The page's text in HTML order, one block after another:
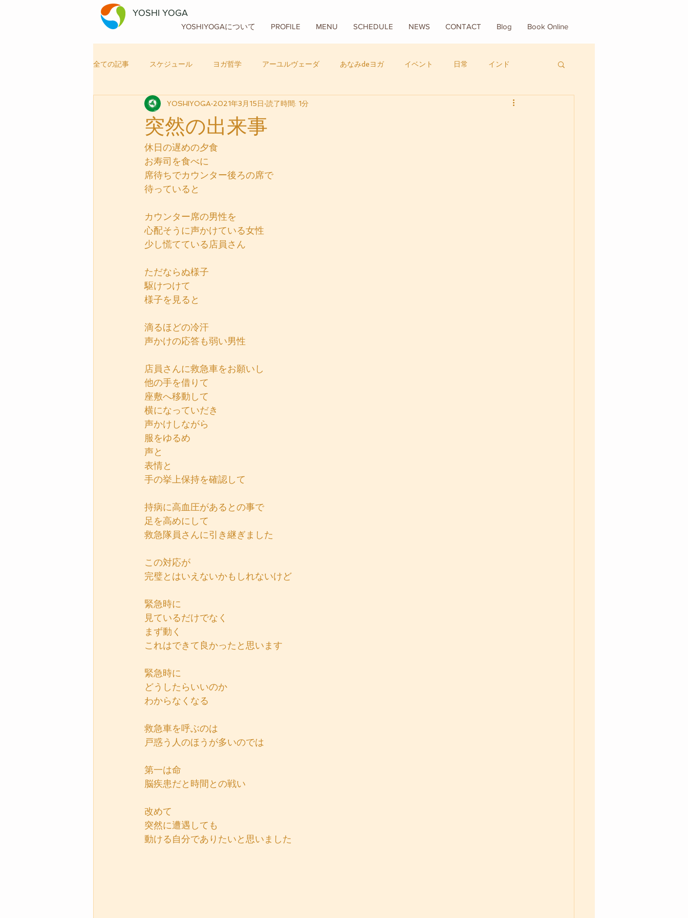
YOSHI YOGA
YOSHIYOGAについて PROFILE MENU SCHEDULE NEWS CONTACT Blog Book Online
全ての記事 スケジュール ヨガ哲学 アーユルヴェーダ あなみdeヨガ イベント 日常 インド
自律神経メンテナンス ヨガ フード バリ
突然の出来事
YOSHIYOGA 2021年3月15日 読了時間: 1分
休日の遅めの夕食
お寿司を食べに
席待ちでカウンター後ろの席で
待っていると
カウンター席の男性を
心配そうに声かけている女性
少し慌てている店員さん
ただならぬ様子
駆けつけて
様子を見ると
滴るほどの冷汗
声かけの応答も弱い男性
店員さんに救急車をお願いし
他の手を借りて
座敷へ移動して
横になっていだき
声かけしながら
服をゆるめ
声と
表情と
手の挙上保持を確認して
持病に高血圧があるとの事で
足を高めにして
救急隊員さんに引き継ぎました
この対応が
完璧とはいえないかもしれないけど
緊急時に
見ているだけでなく
まず動く
これはできて良かったと思います
緊急時に
どうしたらいいのか
わからなくなる
救急車を呼ぶのは
戸惑う人のほうが多いのでは
第一は命
脳疾患だと時間との戦い
改めて
突然に遭遇しても
動ける自分でありたいと思いました